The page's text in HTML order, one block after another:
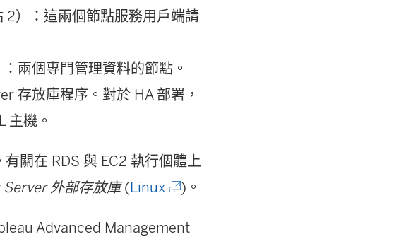
2）：這兩個節點服務用戶端請
兩個專門管理資料的節點。
存放庫程序。對於 HA 部署，
主機。
關在 RDS 與 EC2 執行個體上
Server 外部存放庫(Linux(
)。
Advanced Management